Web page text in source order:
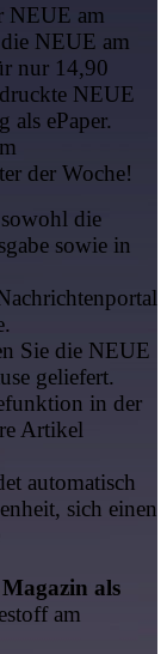
NEUE am
NEUE am
nur 14,90
NEUE
als ePaper.
der Woche!
die
sowie in
Sie die NEUE
geliefert.
in der
Artikel
automatisch
sich einen
als
am